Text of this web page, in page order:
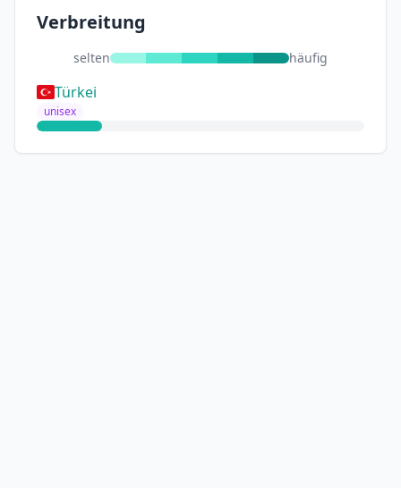
Verbreitung
selten häufig
Türkei
unisex